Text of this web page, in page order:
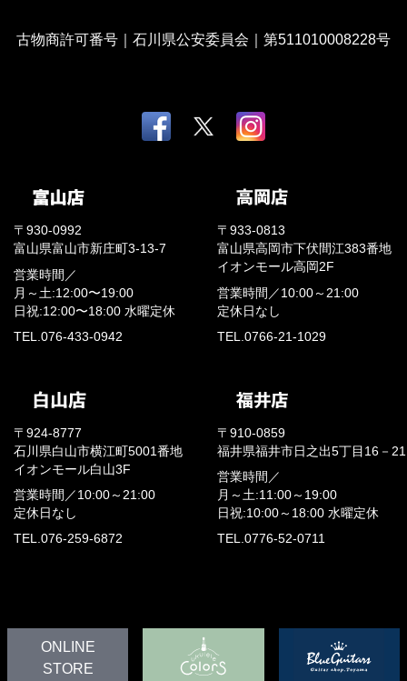
古物商許可番号｜石川県公安委員会｜第511010008228号
〒930-0992
富山県富山市新庄町3-13-7
営業時間／
月～土:12:00〜19:00
日祝:12:00〜18:00 水曜定休
TEL.076-433-0942
〒933-0813
富山県高岡市下伏間江383番地
イオンモール高岡2F
営業時間／ 10:00～21:00
定休日なし
TEL.0766-21-1029
〒924-8777
石川県白山市横江町5001番地
イオンモール白山3F
営業時間／ 10:00～21:00
定休日なし
TEL.076-259-6872
〒910-0859
福井県福井市日之出5丁目16－21
営業時間／
月～土:11:00～19:00
日祝:10:00～18:00 水曜定休
TEL.0776-52-0711
ONLINE
STORE